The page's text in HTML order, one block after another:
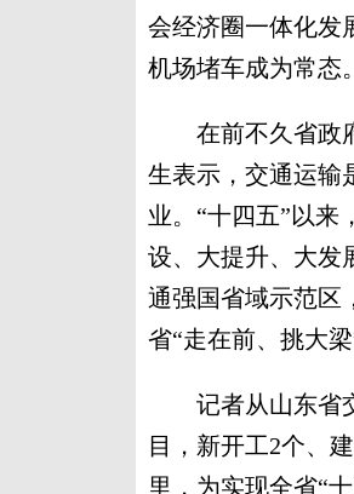
会经济圈一体化发
机场堵车成为常态。
在前不久省政府
生表示，交通运输
业。“十四五”以来
设、大提升、大发
通强国省域示范区
省“走在前、挑大
记者从山东省交
目，新开工2个、
里，为实现全省“